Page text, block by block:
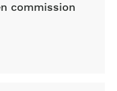
commission